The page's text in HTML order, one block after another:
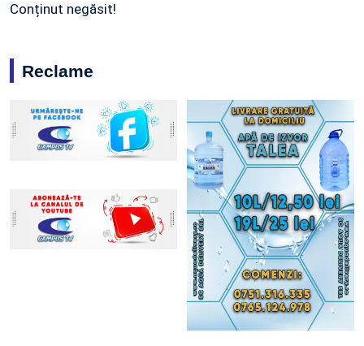
Conținut negăsit!
Reclame